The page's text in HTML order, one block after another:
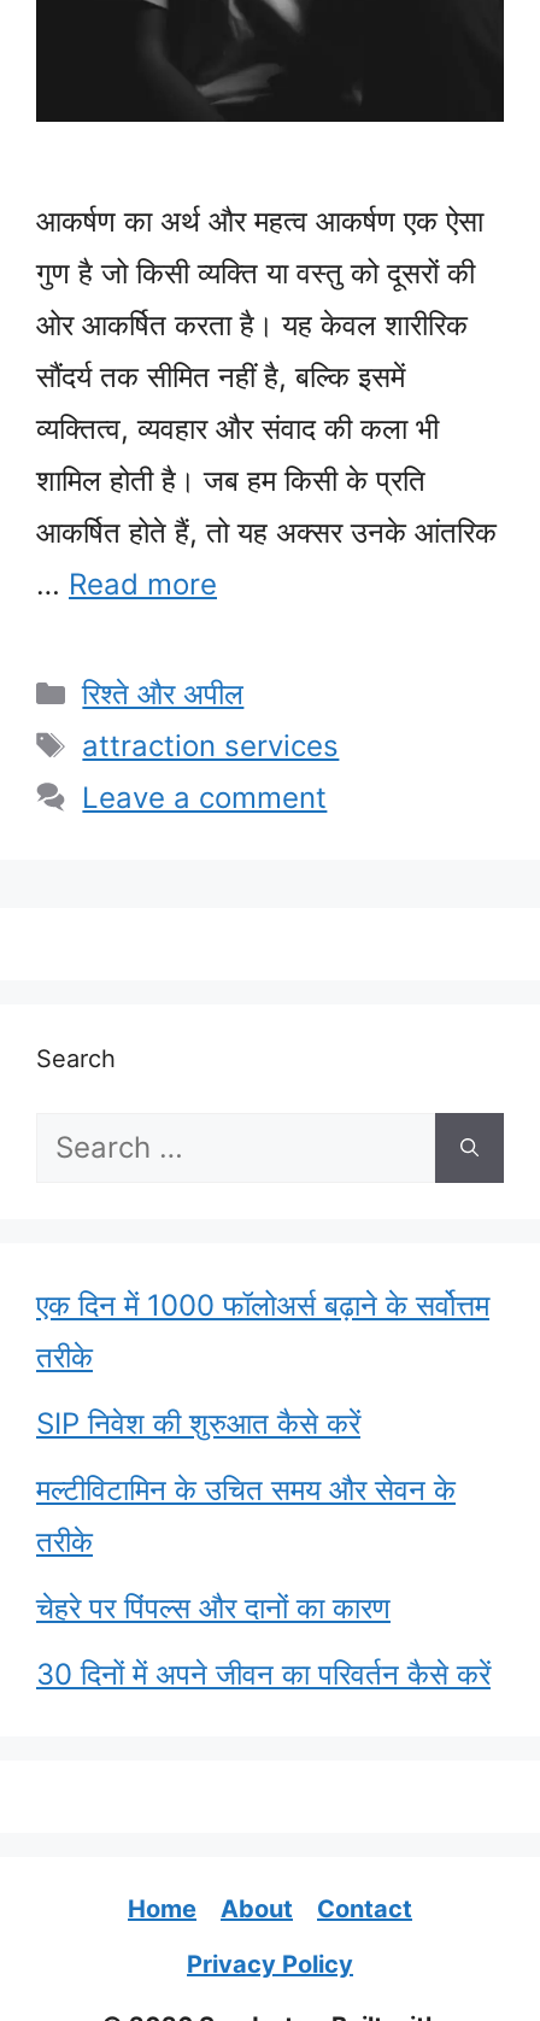
आकर्षण का अर्थ और महत्व आकर्षण एक ऐसा
गुण है जो किसी व्यक्ति या वस्तु को दूसरों की
ओर आकर्षित करता है। यह केवल शारीरिक
सौंदर्य तक सीमित नहीं है, बल्कि इसमें
व्यक्तित्व, व्यवहार और संवाद की कला भी
शामिल होती है। जब हम किसी के प्रति
आकर्षित होते हैं, तो यह अक्सर उनके आंतरिक
… Read more
Categories
रिश्ते और अपील
Tags
attraction services
Leave a comment
Search
Search
एक दिन में 1000 फॉलोअर्स बढ़ाने के सर्वोत्तम
तरीके
SIP निवेश की शुरुआत कैसे करें
मल्टीविटामिन के उचित समय और सेवन के
तरीके
चेहरे पर पिंपल्स और दानों का कारण
30 दिनों में अपने जीवन का परिवर्तन कैसे करें
Home About
Contact
Privacy Policy